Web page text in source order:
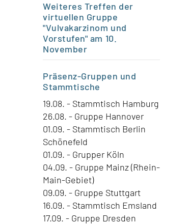
Weiteres Treffen der
virtuellen Gruppe
"Vulvakarzinom und
Vorstufen" am 10.
November
Präsenz-Gruppen und
Stammtische
19.08. - Stammtisch Hamburg
26.08. - Gruppe Hannover
01.09. - Stammtisch Berlin
Schönefeld
01.09. - Grupper Köln
04.09. - Gruppe Mainz (Rhein-
Main-Gebiet)
09.09. - Gruppe Stuttgart
16.09. - Stammtisch Emsland
17.09. - Gruppe Dresden